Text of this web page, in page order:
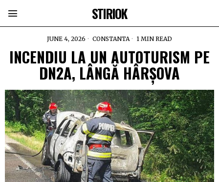
STIRIOK
JUNE 4, 2026 CONSTANTA 1 MIN READ
INCENDIU LA UN AUTOTURISM PE
DN2A, LÂNGĂ HÂRȘOVA